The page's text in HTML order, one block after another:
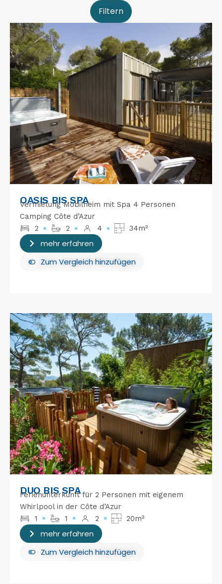
Filtern
OASIS BIS SPA
Vermietung Mobilheim mit Spa 4 Personen
Camping Côte d’Azur
2
2 4 34m²
mehr erfahren
Zum Vergleich hinzufügen
DUO BIS SPA
Ferienunterkunft für 2 Personen mit eigenem
Whirlpool in der Côte d’Azur
1
1 2 20m²
mehr erfahren
Zum Vergleich hinzufügen